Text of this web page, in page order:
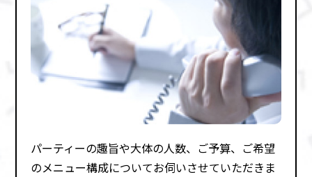
パーティーの趣旨や⼤体の⼈数、ご予算、ご希望
のメニュー構成についてお伺いさせていただきま